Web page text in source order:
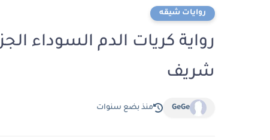
روايات شيقه
شريف
GeGe منذ بضع سنوات